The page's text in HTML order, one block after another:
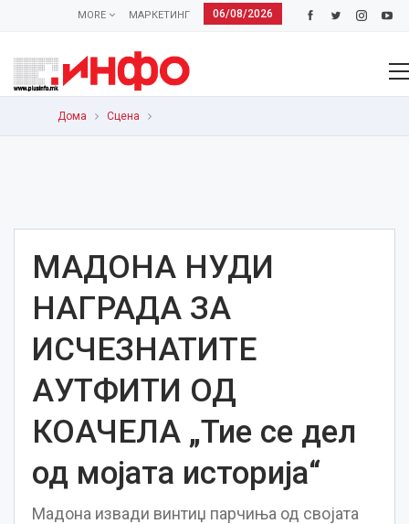
06/08/2026
МАРКЕТИНГ
MORE
Дома Сцена
МАДОНА НУДИ
НАГРАДА ЗА
ИСЧЕЗНАТИТЕ
АУТФИТИ ОД
КОАЧЕЛА „Тие се дел
од мојата историја“
Мадона извади винтиџ парчиња од својата